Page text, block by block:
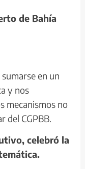
de Bahía
en un
y nos
mecanismos no
del CGPBB.
celebró la